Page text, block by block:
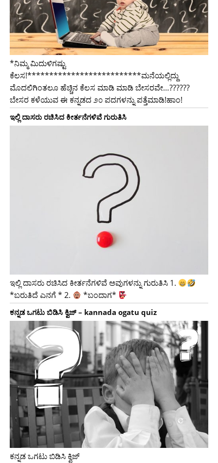
*ನಿಮ್ಮ ಮಿದುಳಿಗಷ್ಟು
ಕೆಲಸ!**************************ಮನೆಯಲ್ಲಿದ್ದು
ಮೊದಲಿಗಿಂತಲೂ ಹೆಚ್ಚಿನ ಕೆಲಸ ಮಾಡಿ ಮಾಡಿ ಬೇಸರವೇ…??????
ಬೇಸರ ಕಳೆಯುವ ಈ ಕನ್ನಡದ ೨೦ ಪದಗಳನ್ನು ಪತ್ತೆಮಾಡಿ!ಹಾಂ!
ಇಲ್ಲಿ ದಾಸರು ರಚಿಸಿದ ಕೀರ್ತನೆಗಳಿವೆ ಗುರುತಿಸಿ
ಇಲ್ಲಿ ದಾಸರು ರಚಿಸಿದ ಕೀರ್ತನೆಗಳಿವೆ ಅವುಗಳನ್ನು ಗುರುತಿಸಿ 1.
*ಬರುತಿದೆ ಎನಗೆ * 2.
*ಬಂದಾಗ*
ಕನ್ನಡ ಒಗಟು ಬಿಡಿಸಿ ಕ್ವಿಜ್ – kannada ogatu quiz
ಕನ್ನಡ ಒಗಟು ಬಿಡಿಸಿ ಕ್ವಿಜ್